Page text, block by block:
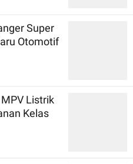
Super
Otomotif
Listrik
Kelas